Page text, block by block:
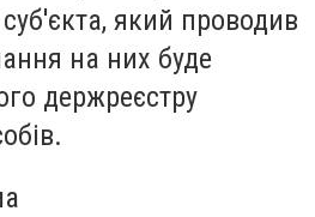
який проводив
на них буде
держреєстру